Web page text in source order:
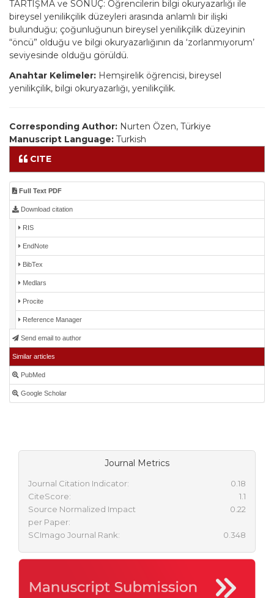
TARTIŞMA ve SONUÇ: Öğrencilerin bilgi okuryazarlığı ile
bireysel yenilikçilik düzeyleri arasında anlamlı bir ilişki
bulunduğu; çoğunluğunun bireysel yenilikçilik düzeyinin
“öncü” olduğu ve bilgi okuryazarlığının da ‘zorlanmıyorum’
seviyesinde olduğu görüldü.
Anahtar Kelimeler: Hemşirelik öğrencisi, bireysel
yenilikçilik, bilgi okuryazarlığı, yenilikçilik.
Corresponding Author: Nurten Özen, Türkiye
Manuscript Language: Turkish
CITE
Full Text PDF
Download citation
RIS
EndNote
BibTex
Medlars
Procite
Reference Manager
Send email to author
Similar articles
PubMed
Google Scholar
Journal Metrics
Journal Citation Indicator:
0.18
CiteScore:
1.1
Source Normalized Impact
per Paper:
0.22
SCImago Journal Rank: 0.348